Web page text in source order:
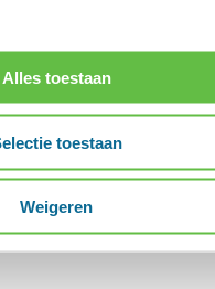
Alles toestaan
toestaan
Weigeren